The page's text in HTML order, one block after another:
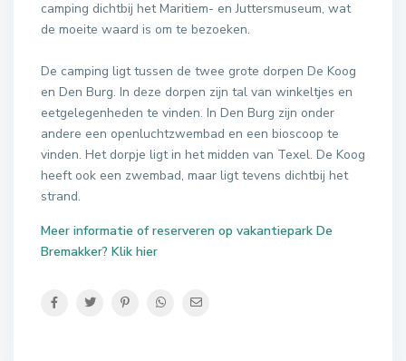
camping dichtbij het Maritiem- en Juttersmuseum, wat
de moeite waard is om te bezoeken.
De camping ligt tussen de twee grote dorpen De Koog
en Den Burg. In deze dorpen zijn tal van winkeltjes en
eetgelegenheden te vinden. In Den Burg zijn onder
andere een openluchtzwembad en een bioscoop te
vinden. Het dorpje ligt in het midden van Texel. De Koog
heeft ook een zwembad, maar ligt tevens dichtbij het
strand.
Meer informatie of reserveren op vakantiepark De
Bremakker? Klik hier